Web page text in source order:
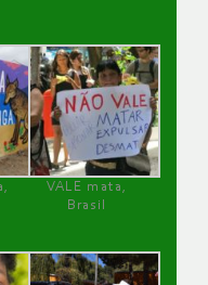
VALE mata,
Brasil